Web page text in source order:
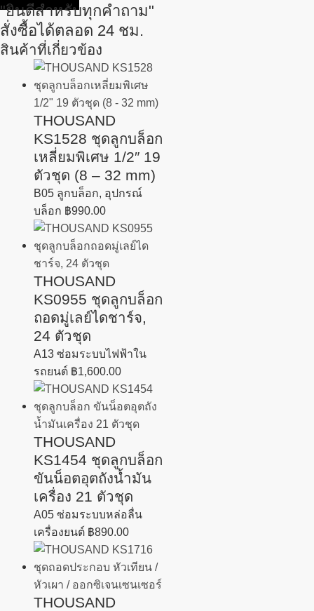
"ยินดีสำหรับทุกคำถาม"
สั่งซื้อได้ตลอด 24 ชม.
สินค้าที่เกี่ยวข้อง
THOUSAND
KS1528 ชุดลูกบล็อก
เหลี่ยมพิเศษ 1/2″ 19
ตัวชุด (8 – 32 mm)
B05 ลูกบล็อก, อุปกรณ์
บล็อก ฿990.00
THOUSAND
KS0955 ชุดลูกบล็อก
ถอดมู่เลย์ไดชาร์จ,
24 ตัวชุด
A13 ซ่อมระบบไฟฟ้าใน
รถยนต์ ฿1,600.00
THOUSAND
KS1454 ชุดลูกบล็อก
ขันน็อตอุตถังน้ำมัน
เครื่อง 21 ตัวชุด
A05 ซ่อมระบบหล่อลื่น
เครื่องยนต์ ฿890.00
THOUSAND